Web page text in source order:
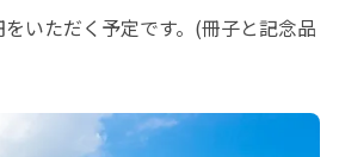
いただく予定です。(冊子と記念品